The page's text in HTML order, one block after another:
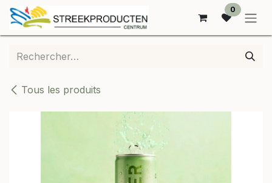
SE RENDRE AU CONTENU
0
Tous les produits